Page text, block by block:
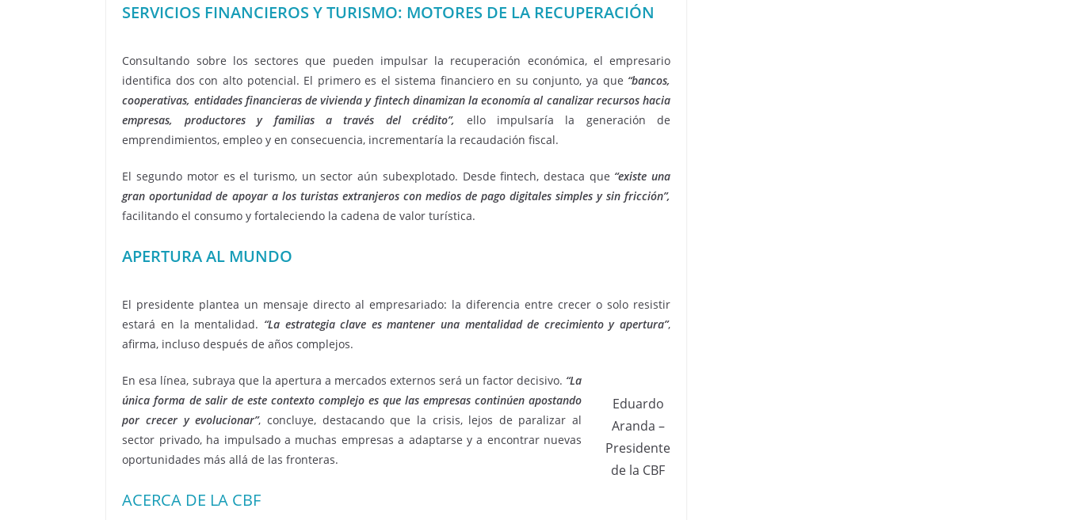
SERVICIOS FINANCIEROS Y TURISMO: MOTORES DE LA RECUPERACIÓN
Consultando sobre los sectores que pueden impulsar la recuperación económica, el empresario
identifica dos con alto potencial. El primero es el sistema financiero en su conjunto, ya que “bancos,
cooperativas, entidades financieras de vivienda y fintech dinamizan la economía al canalizar recursos hacia
empresas, productores y familias a través del crédito”, ello impulsaría la generación de
emprendimientos, empleo y en consecuencia, incrementaría la recaudación fiscal.
El segundo motor es el turismo, un sector aún subexplotado. Desde fintech, destaca que “existe una
gran oportunidad de apoyar a los turistas extranjeros con medios de pago digitales simples y sin fricción”,
facilitando el consumo y fortaleciendo la cadena de valor turística.
APERTURA AL MUNDO
El presidente plantea un mensaje directo al empresariado: la diferencia entre crecer o solo resistir
estará en la mentalidad. “La estrategia clave es mantener una mentalidad de crecimiento y apertura”,
afirma, incluso después de años complejos.
Eduardo
Aranda –
Presidente
de la CBF
En esa línea, subraya que la apertura a mercados externos será un factor decisivo. “La
única forma de salir de este contexto complejo es que las empresas continúen apostando
por crecer y evolucionar”, concluye, destacando que la crisis, lejos de paralizar al
sector privado, ha impulsado a muchas empresas a adaptarse y a encontrar nuevas
oportunidades más allá de las fronteras.
ACERCA DE LA CBF